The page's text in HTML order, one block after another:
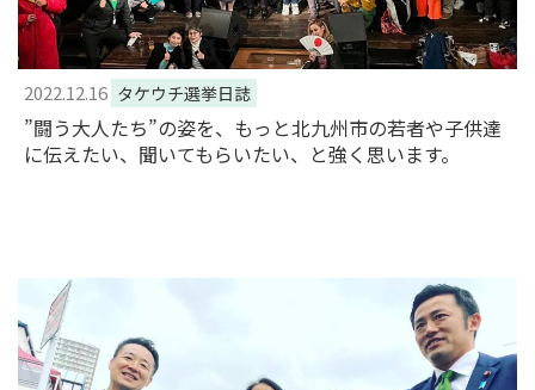
2022.12.16 タケウチ選挙日誌
”闘う大人たち”の姿を、もっと北九州市の若者や子供達
に伝えたい、聞いてもらいたい、と強く思います。